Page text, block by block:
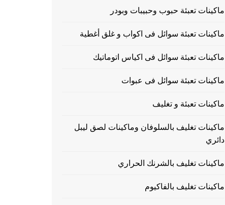
ماكينات تعبئة حبوب وحبيبات وبودر
ماكينات تعبئة سوائل فى اكواب و غلق أغطية
ماكينات تعبئة سوائل فى اكياس اتوماتيك
ماكينات تعبئة سوائل فى عبوات
ماكينات تعبئة و تغليف
ماكينات تغليف بالسلوفان وماكينات لصق ليبل
دائري
ماكينات تغليف بالشرنك الحراري
ماكينات تغليف بالفاكيوم